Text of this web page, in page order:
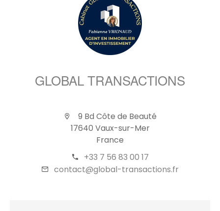
GLOBAL TRANSACTIONS
9 Bd Côte de Beauté
17640 Vaux-sur-Mer
France
+33 7 56 83 00 17
contact@global-transactions.fr